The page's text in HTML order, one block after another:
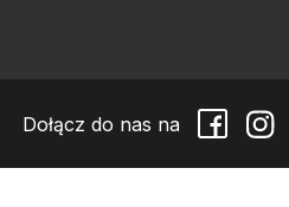
Dołącz do nas na